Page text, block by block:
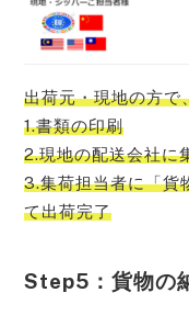
出荷元・現地の方で
1.書類の印刷
2.現地の配送会社に
3.集荷担当者に「貨
て出荷完了
Step5：貨物の